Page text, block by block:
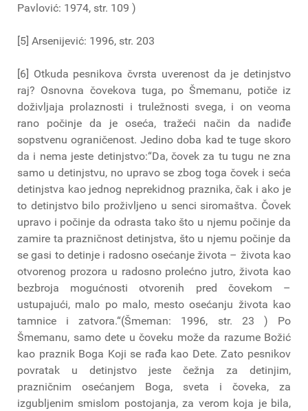
Pavlović: 1974, str. 109 )
[5] Arsenijević: 1996, str. 203
[6] Otkuda pesnikova čvrsta uverenost da je detinjstvo
raj? Osnovna čovekova tuga, po Šmemanu, potiče iz
doživljaja prolaznosti i truležnosti svega, i on veoma
rano počinje da je oseća, tražeći način da nadiđe
sopstvenu ograničenost. Jedino doba kad te tuge skoro
da i nema jeste detinjstvo:“Da, čovek za tu tugu ne zna
samo u detinjstvu, no upravo se zbog toga čovek i seća
detinjstva kao jednog neprekidnog praznika, čak i ako je
to detinjstvo bilo proživljeno u senci siromaštva. Čovek
upravo i počinje da odrasta tako što u njemu počinje da
zamire ta prazničnost detinjstva, što u njemu počinje da
se gasi to detinje i radosno osećanje života – života kao
otvorenog prozora u radosno prolećno jutro, života kao
bezbroja mogućnosti otvorenih pred čovekom –
ustupajući, malo po malo, mesto osećanju života kao
tamnice i zatvora.“(Šmeman: 1996, str. 23 ) Po
Šmemanu, samo dete u čoveku može da razume Božić
kao praznik Boga Koji se rađa kao Dete. Zato pesnikov
povratak u detinjstvo jeste čežnja za detinjim,
prazničnim osećanjem Boga, sveta i čoveka, za
izgubljenim smislom postojanja, za verom koja je bila,